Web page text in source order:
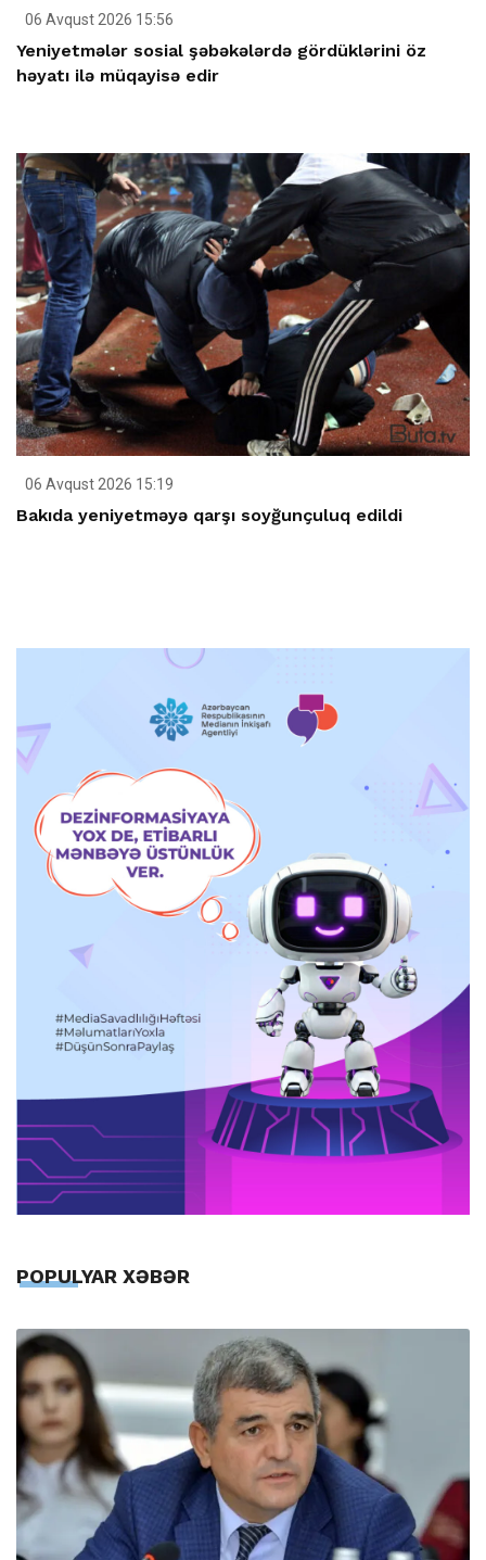
06 Avqust 2026 15:56
Yeniyetmələr sosial şəbəkələrdə gördüklərini öz
həyatı ilə müqayisə edir
06 Avqust 2026 15:19
Bakıda yeniyetməyə qarşı soyğunçuluq edildi
POPULYAR XƏBƏR